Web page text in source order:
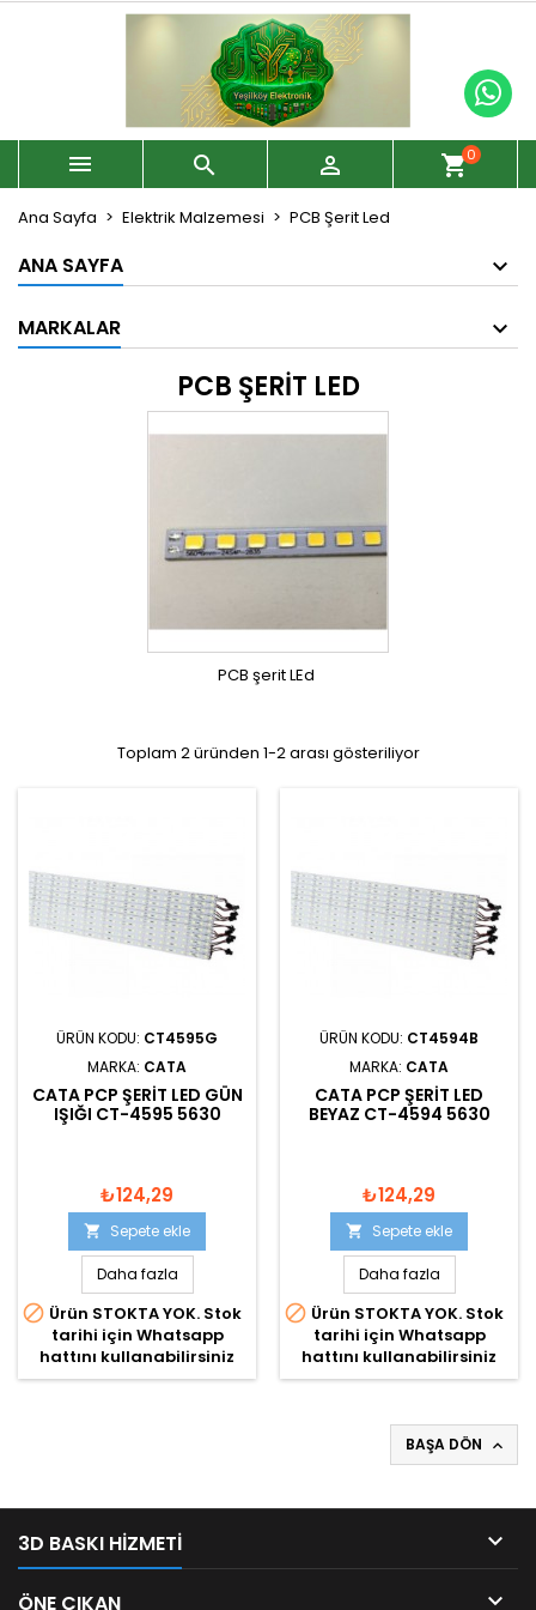
   shopping_cart0
Ana Sayfa Elektrik Malzemesi PCB Şerit Led
ANA SAYFA
MARKALAR
PCB ŞERIT LED
PCB şerit LEd
Toplam 2 üründen 1-2 arası gösteriliyor
ÜRÜN KODU: CT4595G
MARKA: CATA
CATA PCP ŞERIT LED GÜN
IŞIĞI CT-4595 5630
₺124,29
 Sepete ekle
Daha fazla
 Ürün STOKTA YOK. Stok
tarihi için Whatsapp
hattını kullanabilirsiniz
ÜRÜN KODU: CT4594B
MARKA: CATA
CATA PCP ŞERIT LED
BEYAZ CT-4594 5630
₺124,29
 Sepete ekle
Daha fazla
 Ürün STOKTA YOK. Stok
tarihi için Whatsapp
hattını kullanabilirsiniz
BAŞA DÖN 
3D BASKI HIZMETI 
ÖNE ÇIKAN 